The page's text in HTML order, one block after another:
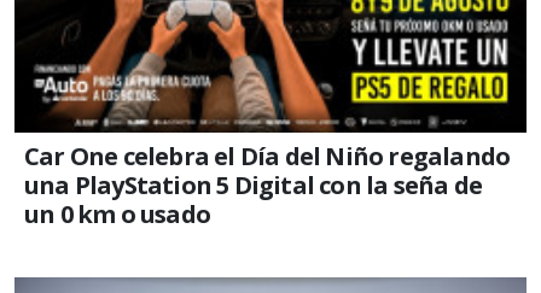
Car One celebra el Día del Niño regalando
una PlayStation 5 Digital con la seña de
un 0 km o usado